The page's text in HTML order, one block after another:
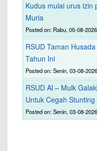
Kudus mulai urus izin
Muria
Posted on: Rabu, 05-08-2026
RSUD Taman
Tahun Ini
Posted on: Senin, 03-08-2026
RSUD Al – Mulk
Untuk Cegah Stunting
Posted on: Senin, 03-08-2026